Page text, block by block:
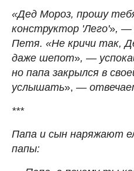
«Дед Мороз, прошу
конструктор 'Лего'», —
Петя. «Не кричи так,
даже шепот», —
но папа закрылся в
услышать», —
***
Папа и сын наряжают
папы: